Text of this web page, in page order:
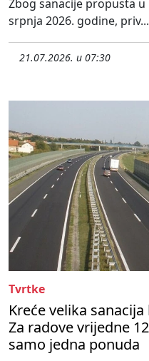
Zbog sanacije propusta
srpnja 2026. godine, priv...
21.07.2026. u 07:30
Tvrtke
Kreće velika
Za radove vrijedne
samo jedna ponuda